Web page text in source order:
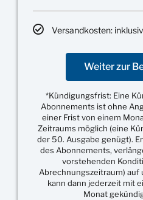
Versandkosten:
Weiter zur
*Kündigungsfrist: Eine
Abonnements ist ohne
einer Frist von einem
Zeitraums möglich (eine
der 50. Ausgabe genügt).
des Abonnements,
vorstehenden
Abrechnungszeitraum)
kann dann jederzeit mit
Monat